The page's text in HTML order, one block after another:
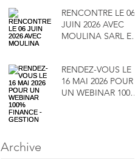
RENCONTRE LE 06
JUIN 2026 AVEC
MOULINA SARL ET
MAÏMOUNA
SALAMENTA
RENDEZ-VOUS LE
16 MAI 2026 POUR
UN WEBINAR 100%
Archive